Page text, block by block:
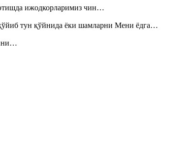
ижодкорларимиз чин…
тун қўйнида ёки шамларни Мени ёдга…